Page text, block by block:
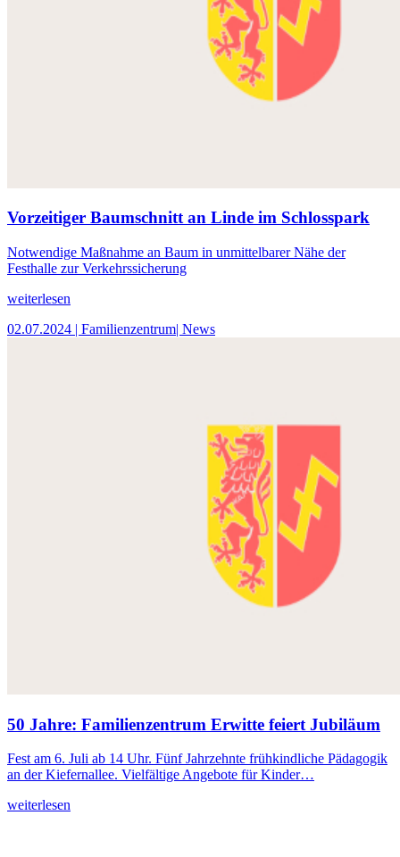
Vorzeitiger Baumschnitt an Linde im Schlosspark
Notwendige Maßnahme an Baum in unmittelbarer Nähe der
Festhalle zur Verkehrssicherung
weiterlesen
02.07.2024 | Familienzentrum| News
50 Jahre: Familienzentrum Erwitte feiert Jubiläum
Fest am 6. Juli ab 14 Uhr. Fünf Jahrzehnte frühkindliche Pädagogik
an der Kiefernallee. Vielfältige Angebote für Kinder…
weiterlesen